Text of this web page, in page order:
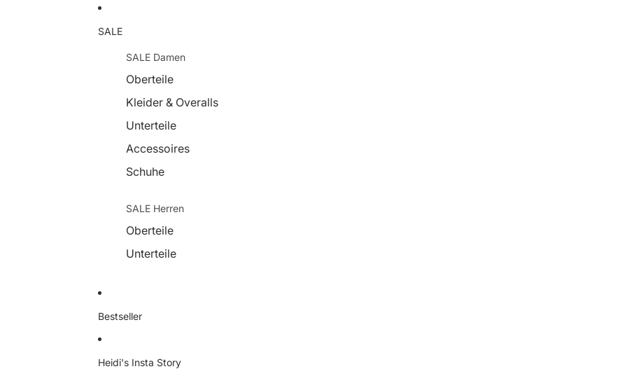
SALE
SALE Damen
Oberteile
Kleider & Overalls
Unterteile
Accessoires
Schuhe
SALE Herren
Oberteile
Unterteile
Bestseller
Heidi's Insta Story